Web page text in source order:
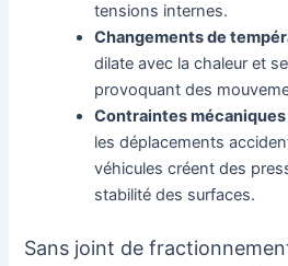
tensions internes.
Changements de
dilate avec la chaleur et
provoquant des
Contraintes mécaniques
les déplacements
véhicules créent des
stabilité des surfaces.
Sans joint de